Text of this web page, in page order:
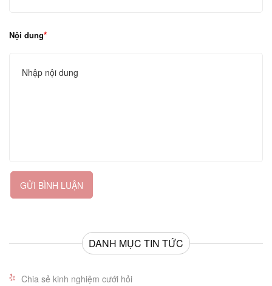
Nội dung
GỬI BÌNH LUẬN
DANH MỤC TIN TỨC
Chia sẻ kinh nghiệm cưới hỏi